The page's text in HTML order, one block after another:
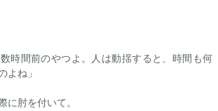
数時間前のやつよ。人は動揺すると、時間も何
よね」
に肘を付いて。